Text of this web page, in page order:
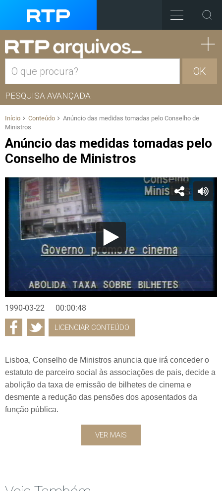
OK
PESQUISA AVANÇADA
Início Conteúdo
Anúncio das medidas tomadas pelo Conselho de
Ministros
Anúncio das medidas tomadas pelo
Conselho de Ministros
1990-03-22 00:00:48
LICENCIAR CONTEÚDO
Lisboa, Conselho de Ministros anuncia que irá conceder o
estatuto de parceiro social às associações de pais, decide a
abolição da taxa de emissão de bilhetes de cinema e
desmente a redução das pensões dos aposentados da
função pública.
VER MAIS